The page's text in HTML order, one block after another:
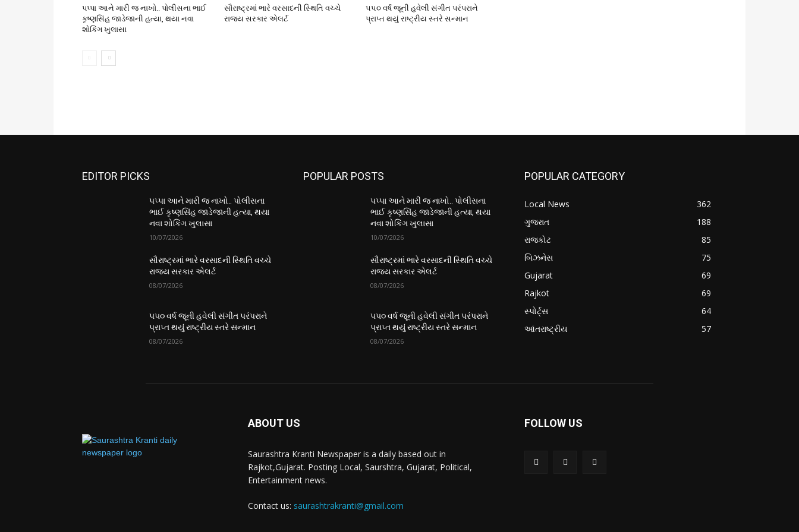
પપ્પા આને મારી જ નાખો.. પોલીસના ભાઈ
કૃષ્ણસિંહ જાડેજાની હત્યા, થયા નવા
શોકિંગ ખુલાસા
સૌરાષ્ટ્રમાં ભારે વરસાદની સ્થિતિ વચ્ચે
રાજ્ય સરકાર એલર્ટ
૫૫૦ વર્ષ જૂની હવેલી સંગીત પરંપરાને
પ્રાપ્ત થયું રાષ્ટ્રીય સ્તરે સન્માન
EDITOR PICKS
પપ્પા આને મારી જ નાખો.. પોલીસના
ભાઈ કૃષ્ણસિંહ જાડેજાની હત્યા, થયા
નવા શોકિંગ ખુલાસા
10/07/2026
સૌરાષ્ટ્રમાં ભારે વરસાદની સ્થિતિ વચ્ચે
રાજ્ય સરકાર એલર્ટ
08/07/2026
૫૫૦ વર્ષ જૂની હવેલી સંગીત પરંપરાને
પ્રાપ્ત થયું રાષ્ટ્રીય સ્તરે સન્માન
08/07/2026
POPULAR POSTS
પપ્પા આને મારી જ નાખો.. પોલીસના
ભાઈ કૃષ્ણસિંહ જાડેજાની હત્યા, થયા
નવા શોકિંગ ખુલાસા
10/07/2026
સૌરાષ્ટ્રમાં ભારે વરસાદની સ્થિતિ વચ્ચે
રાજ્ય સરકાર એલર્ટ
08/07/2026
૫૫૦ વર્ષ જૂની હવેલી સંગીત પરંપરાને
પ્રાપ્ત થયું રાષ્ટ્રીય સ્તરે સન્માન
08/07/2026
POPULAR CATEGORY
Local News
362
ગુજરાત
188
રાજકોટ
85
બિઝનેસ
75
Gujarat
69
Rajkot
69
સ્પોર્ટ્સ
64
આંતરાષ્ટ્રીય
57
ABOUT US
Saurashtra Kranti Newspaper is a daily based out in
Rajkot,Gujarat. Posting Local, Saurshtra, Gujarat, Political,
Entertainment news.
Contact us: saurashtrakranti@gmail.com
FOLLOW US